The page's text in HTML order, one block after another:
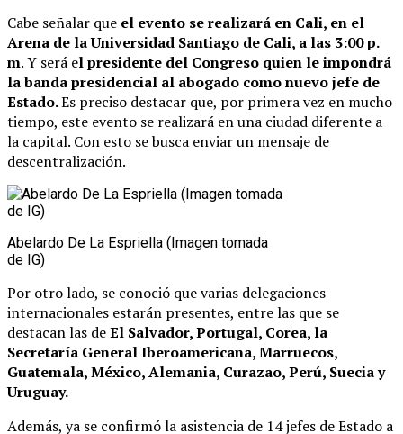
Cabe señalar que el evento se realizará en Cali, en el
Arena de la Universidad Santiago de Cali, a las 3:00 p.
m. Y será el presidente del Congreso quien le impondrá
la banda presidencial al abogado como nuevo jefe de
Estado.Es preciso destacar que, por primera vez en mucho
tiempo, este evento se realizará en una ciudad diferente a
la capital. Con esto se busca enviar un mensaje de
descentralización.
Abelardo De La Espriella (Imagen tomada
de IG)
Por otro lado, se conoció que varias delegaciones
internacionales estarán presentes, entre las que se
destacan las deEl Salvador, Portugal, Corea, la
Secretaría General Iberoamericana, Marruecos,
Guatemala, México, Alemania, Curazao, Perú, Suecia y
Uruguay.
Además, ya se confirmó la asistencia de 14 jefes de Estado a